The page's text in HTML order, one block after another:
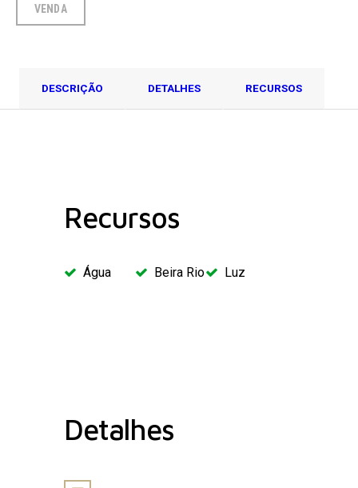
VENDA
DESCRIÇÃO DETALHES RECURSOS
Recursos
Água Beira Rio Luz
Detalhes